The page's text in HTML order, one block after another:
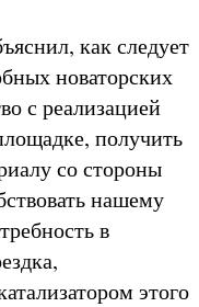
как следует
новаторских
с реализацией
получить
со стороны
нашему
в
этого